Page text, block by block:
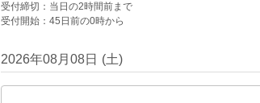
受付締切：当日の2時間前まで
受付開始：45日前の0時から
2026年08月08日 (土)